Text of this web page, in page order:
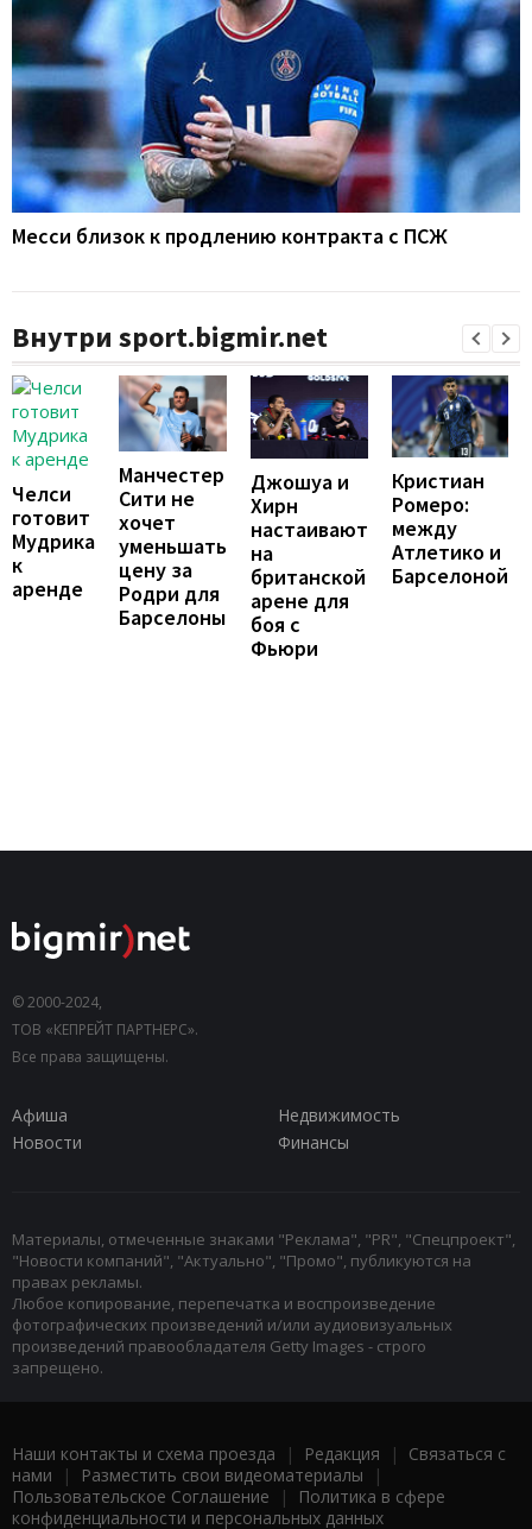
Месси близок к продлению контракта с ПСЖ
Внутри sport.bigmir.net
Челси
готовит
Мудрика
к
аренде
Манчестер
Сити не
хочет
уменьшать
цену за
Родри для
Барселоны
Джошуа и
Хирн
настаивают
на
британской
арене для
боя с
Фьюри
Кристиан
Ромеро:
между
Атлетико и
Барселоной
© 2000-2024,
ТОВ «КЕПРЕЙТ ПАРТНЕРС».
Все права защищены.
Афиша
Недвижимость
Новости
Финансы
Материалы, отмеченные знаками "Реклама", "PR", "Спецпроект",
"Новости компаний", "Актуально", "Промо", публикуются на
правах рекламы.
Любое копирование, перепечатка и воспроизведение
фотографических произведений и/или аудиовизуальных
произведений правообладателя Getty Images - строго
запрещено.
Наши контакты и схема проезда | Редакция | Связаться с
нами | Разместить свои видеоматериалы |
Пользовательское Соглашение |
Политика в сфере
конфиденциальности и персональных данных